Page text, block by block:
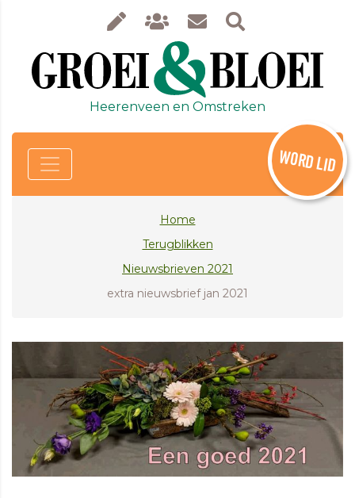
Heerenveen en Omstreken
WORD LID
Home
Terugblikken
Nieuwsbrieven 2021
extra nieuwsbrief jan 2021